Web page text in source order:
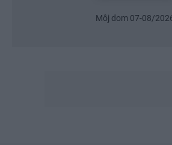
Urob si sám 6/2026